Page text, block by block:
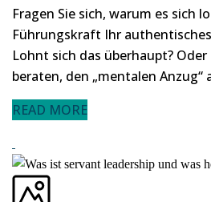
Fragen Sie sich, warum es sich
Führungskraft Ihr
Lohnt sich das überhaupt? Oder
beraten, den „mentalen Anzug“
READ MORE